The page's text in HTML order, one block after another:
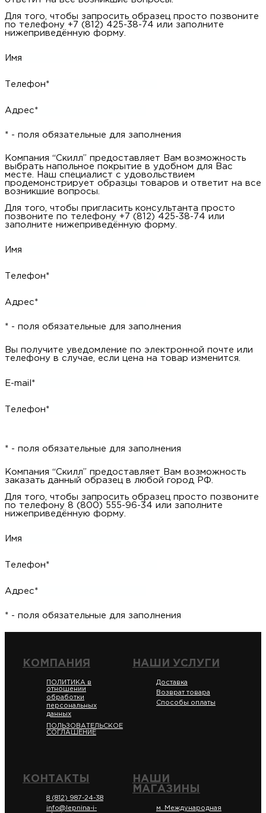
Для того, чтобы запросить образец просто позвоните
по телефону +7 (812) 425-38-74 или заполните
нижеприведённую форму.
Имя
Телефон*
Адрес*
* - поля обязательные для заполнения
Компания “Скилл” предоставляет Вам возможность
выбрать напольное покрытие в удобном для Вас
месте. Наш специалист с удовольствием
продемонстрирует образцы товаров и ответит на все
возникшие вопросы.
Для того, чтобы пригласить консультанта просто
позвоните по телефону +7 (812) 425-38-74 или
заполните нижеприведённую форму.
Имя
Телефон*
Адрес*
* - поля обязательные для заполнения
Вы получите уведомление по электронной почте или
телефону в случае, если цена на товар изменится.
E-mail*
Телефон*
* - поля обязательные для заполнения
Компания “Скилл” предоставляет Вам возможность
заказать данный образец в любой город РФ.
Для того, чтобы запросить образец просто позвоните
по телефону 8 (800) 555-96-34 или заполните
нижеприведённую форму.
Имя
Телефон*
Адрес*
* - поля обязательные для заполнения
КОМПАНИЯ
ПОЛИТИКА в
отношении
обработки
персональных
данных
ПОЛЬЗОВАТЕЛЬСКОЕ
СОГЛАШЕНИЕ
НАШИ УСЛУГИ
Доставка
Возврат товара
Способы оплаты
КОНТАКТЫ
8 (812) 987-24-38
info@lepnina-i-
НАШИ
МАГАЗИНЫ
м. Международная